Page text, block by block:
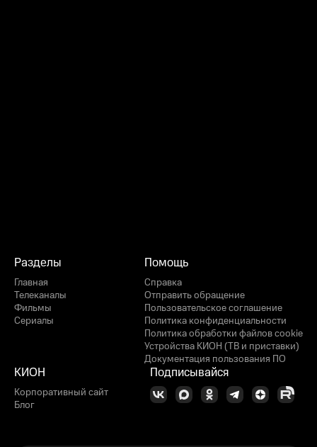
Разделы
Главная
Телеканалы
Фильмы
Сериалы
Помощь
Справка
Отправить обращение
Пользовательское соглашение
Политика конфиденциальности
Политика обработки файлов cookie
Устройства КИОН (ТВ и приставки)
Документация пользования ПО
КИОН
Корпоративный сайт
Блог
Подписывайся